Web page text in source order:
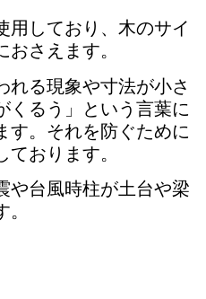
用しており、木のサイ
さえます。
れる現象や寸法が小さ
くるう」という言葉に
す。それを防ぐために
おります。
や台風時柱が土台や梁